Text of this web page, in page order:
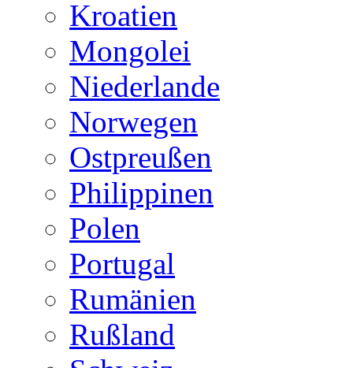
Kroatien
Mongolei
Niederlande
Norwegen
Ostpreußen
Philippinen
Polen
Portugal
Rumänien
Rußland